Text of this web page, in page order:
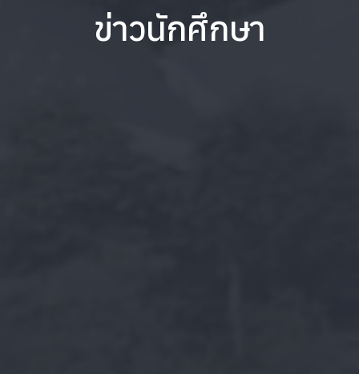
ข่าวนักศึกษา